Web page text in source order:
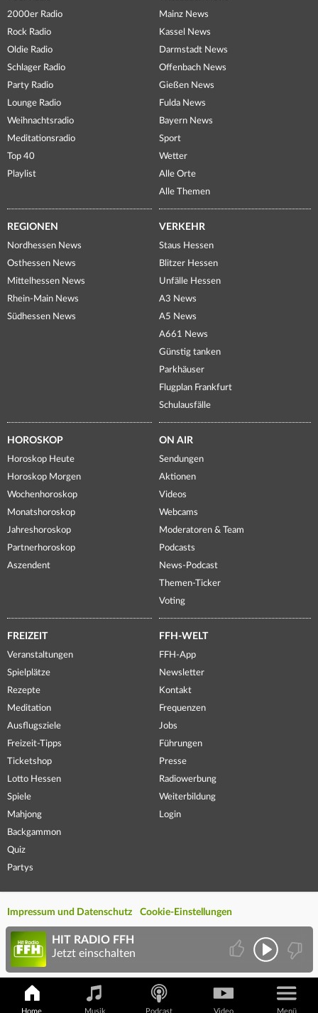
2000er Radio
Rock Radio
Oldie Radio
Schlager Radio
Party Radio
Lounge Radio
Weihnachtsradio
Meditationsradio
Top 40
Playlist
Mainz News
Kassel News
Darmstadt News
Offenbach News
Gießen News
Fulda News
Bayern News
Sport
Wetter
Alle Orte
Alle Themen
REGIONEN
Nordhessen News
Osthessen News
Mittelhessen News
Rhein-Main News
Südhessen News
VERKEHR
Staus Hessen
Blitzer Hessen
Unfälle Hessen
A3 News
A5 News
A661 News
Günstig tanken
Parkhäuser
Flugplan Frankfurt
Schulausfälle
HOROSKOP
Horoskop Heute
Horoskop Morgen
Wochenhoroskop
Monatshoroskop
Jahreshoroskop
Partnerhoroskop
Aszendent
ON AIR
Sendungen
Aktionen
Videos
Webcams
Moderatoren & Team
Podcasts
News-Podcast
Themen-Ticker
Voting
FREIZEIT
Veranstaltungen
Spielplätze
Rezepte
Meditation
Ausflugsziele
Freizeit-Tipps
Ticketshop
Lotto Hessen
Spiele
Mahjong
Backgammon
Quiz
Partys
FFH-WELT
FFH-App
Newsletter
Kontakt
Frequenzen
Jobs
Führungen
Presse
Radiowerbung
Weiterbildung
Login
Impressum und Datenschutz Cookie-Einstellungen
Home Musik Podcast Video Menü
HIT RADIO FFH
Jetzt einschalten